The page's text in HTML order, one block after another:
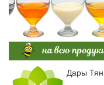
Дары